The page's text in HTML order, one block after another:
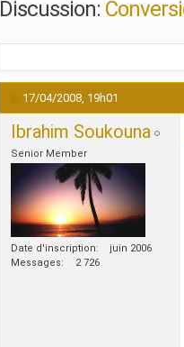
Discussion:
17/04/2008, 19h01
Ibrahim Soukouna
Senior Member
Date d'inscription
juin 2006
Messages
2 726